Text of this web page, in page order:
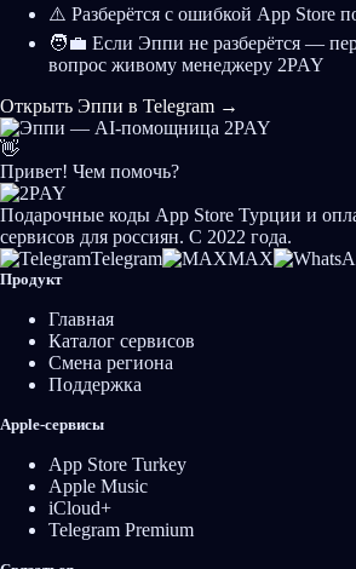
⚠️️ Разберётся с ошибкой App Store
🧑‍💼 Если Эппи не разберётся —
вопрос живому менеджеру 2PAY
Открыть Эппи в Telegram →
👋
Привет! Чем помочь?
Подарочные коды App Store Турции и
сервисов для россиян. С 2022 года.
Telegram
MAX
Продукт
Главная
Каталог сервисов
Смена региона
Поддержка
Apple-сервисы
App Store Turkey
Apple Music
iCloud+
Telegram Premium